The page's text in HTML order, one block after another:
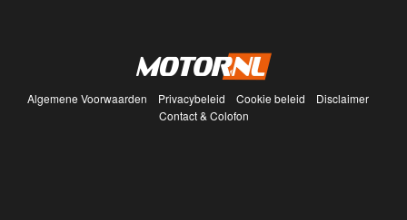
Algemene Voorwaarden Privacybeleid Cookie beleid
Disclaimer
Contact & Colofon